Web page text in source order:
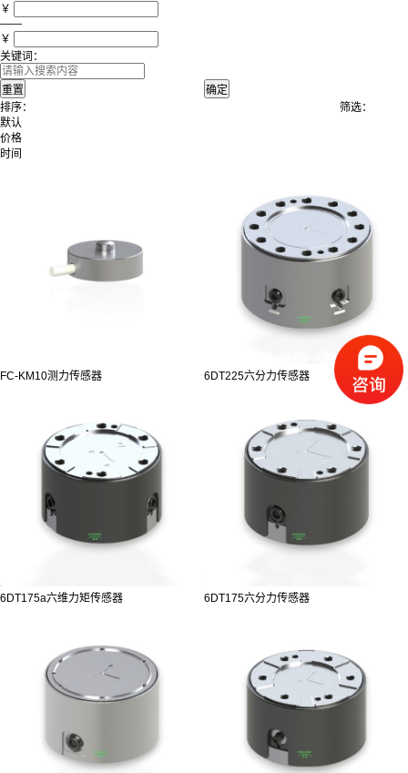
￥
——
￥
关键词：
排序：
默认
价格
时间
筛选：
FC-KM10测力传感器 6DT225六分力传感器
6DT175a六维力矩传感器 6DT175六分力传感器